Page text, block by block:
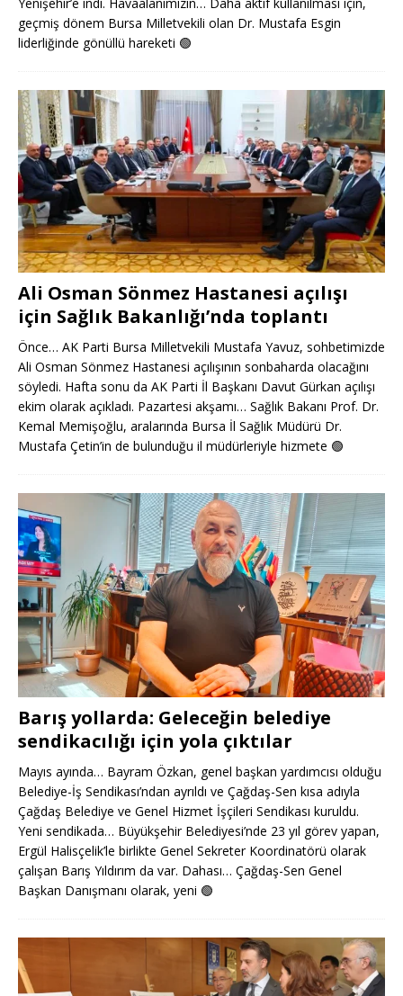
geçmiş dönem Bursa Milletvekili olan Dr. Mustafa Esgin
liderliğinde gönüllü hareketi 🟢
Ali Osman Sönmez Hastanesi açılışı
için Sağlık Bakanlığı’nda toplantı
Önce… AK Parti Bursa Milletvekili Mustafa Yavuz, sohbetimizde
Ali Osman Sönmez Hastanesi açılışının sonbaharda olacağını
söyledi. Hafta sonu da AK Parti İl Başkanı Davut Gürkan açılışı
ekim olarak açıkladı. Pazartesi akşamı… Sağlık Bakanı Prof. Dr.
Kemal Memişoğlu, aralarında Bursa İl Sağlık Müdürü Dr.
Mustafa Çetin’in de bulunduğu il müdürleriyle hizmete 🟢
Barış yollarda: Geleceğin belediye
sendikacılığı için yola çıktılar
Mayıs ayında… Bayram Özkan, genel başkan yardımcısı olduğu
Belediye-İş Sendikası’ndan ayrıldı ve Çağdaş-Sen kısa adıyla
Çağdaş Belediye ve Genel Hizmet İşçileri Sendikası kuruldu.
Yeni sendikada… Büyükşehir Belediyesi’nde 23 yıl görev yapan,
Ergül Halisçelik’le birlikte Genel Sekreter Koordinatörü olarak
çalışan Barış Yıldırım da var. Dahası… Çağdaş-Sen Genel
Başkan Danışmanı olarak, yeni 🟢